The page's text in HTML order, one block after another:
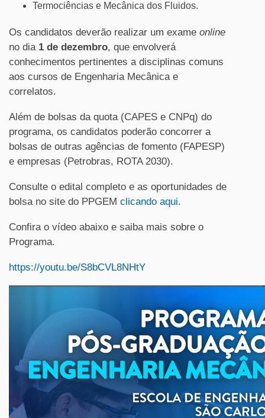
Termociências e Mecânica dos Fluidos.
Os candidatos deverão realizar um exame online
no dia 1 de dezembro, que envolverá
conhecimentos pertinentes a disciplinas comuns
aos cursos de Engenharia Mecânica e
correlatos.
Além de bolsas da quota (CAPES e CNPq) do
programa, os candidatos poderão concorrer a
bolsas de outras agências de fomento (FAPESP)
e empresas (Petrobras, ROTA 2030).
Consulte o edital completo e as oportunidades de
bolsa no site do PPGEM clicando aqui.
Confira o vídeo abaixo e saiba mais sobre o
Programa.
https://youtu.be/S8bCVL8NHtY